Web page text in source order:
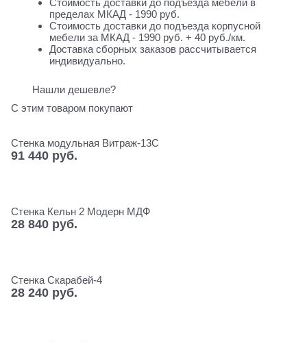
Стоимость доставки до подъезда мебели в
пределах МКАД - 1990 руб.
Стоимость доставки до подъезда корпусной
мебели за МКАД - 1990 руб. + 40 руб./км.
Доставка сборных заказов рассчитывается
индивидуально.
Нашли дешевле?
С этим товаром покупают
Стенка модульная Витраж-13С
91 440 руб.
Стенка Кельн 2 Модерн МДФ
28 840 руб.
Стенка Скарабей-4
28 240 руб.